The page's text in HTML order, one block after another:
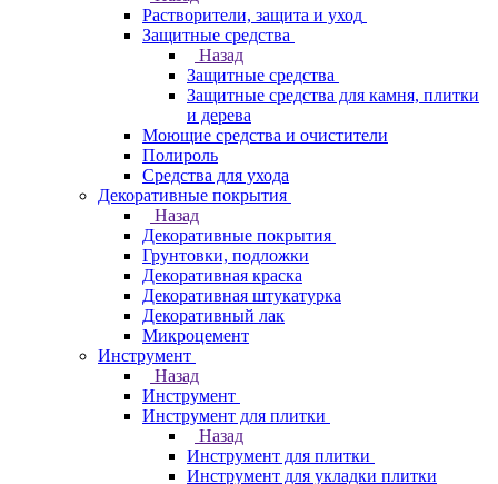
Растворители, защита и уход
Защитные средства
Назад
Защитные средства
Защитные средства для камня, плитки
и дерева
Моющие средства и очистители
Полироль
Средства для ухода
Декоративные покрытия
Назад
Декоративные покрытия
Грунтовки, подложки
Декоративная краска
Декоративная штукатурка
Декоративный лак
Микроцемент
Инструмент
Назад
Инструмент
Инструмент для плитки
Назад
Инструмент для плитки
Инструмент для укладки плитки